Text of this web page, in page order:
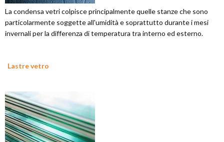
La condensa vetri colpisce principalmente quelle stanze che sono
particolarmente soggette all'umidità e soprattutto durante i mesi
invernali per la differenza di temperatura tra interno ed esterno.
Lastre vetro